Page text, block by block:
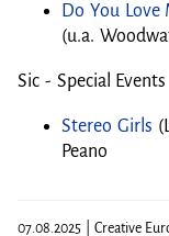
Do You Love
(u.a.
Sic - Special Events
Stereo Girls
Peano
07.08.2025 | Creative